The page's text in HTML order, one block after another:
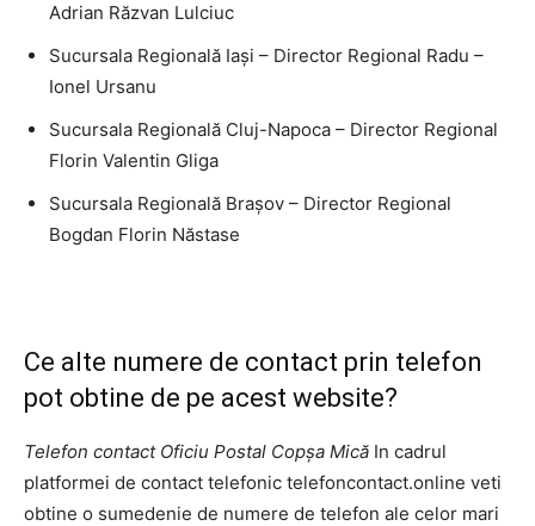
Adrian Răzvan Lulciuc
Sucursala Regională Iaşi – Director Regional Radu –
Ionel Ursanu
Sucursala Regională Cluj-Napoca – Director Regional
Florin Valentin Gliga
Sucursala Regională Braşov – Director Regional
Bogdan Florin Năstase
Ce alte numere de contact prin telefon
pot obtine de pe acest website?
Telefon contact Oficiu Postal Copşa Mică In cadrul
platformei de contact telefonic telefoncontact.online veti
obtine o sumedenie de numere de telefon ale celor mari